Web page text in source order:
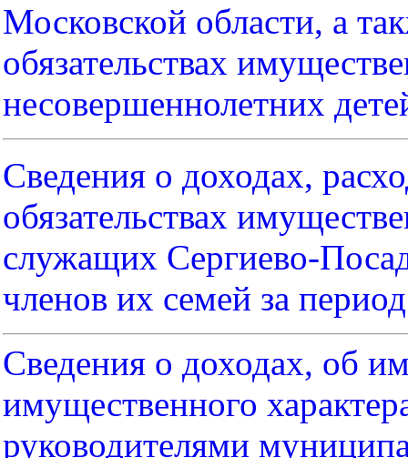
Московской области, а
обязательствах
несовершеннолетних
Сведения о доходах,
обязательствах
служащих Сергиево-
членов их семей за
Сведения о доходах, об
имущественного
руководителями